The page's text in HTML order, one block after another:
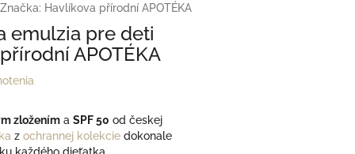
Značka: Havlíkova přírodní APOTÉKA
emulzia pre deti
APOTÉKA
zložením a SPF 50 od českej
z ochrannej kolekcie dokonale
každého dieťatka.